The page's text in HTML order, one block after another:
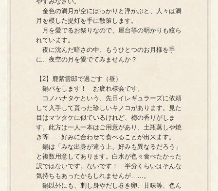
金色の満月が空にぽっかりと浮かぶと、人々は満
月を模した提灯を手に散策します。
月を愛でるお祭りなので、屋台等の明かりも絞ら
れています。
夜に沈んだ暗さの中、もうひとつのお月様を手
に、夜空の月を愛でてみませんか？
【2】鹿紫雲邸で過ごす（昼）
鍋パをします！ お疲れ様会です。
コノハナタケという、先日イレギュラーズに依頼
して入手して貰った珍しいキノコがあります。見た
目はマツタケに似ているけれど、梅の香りがしま
す。此方は一人一本はご用意があり、土瓶蒸しや焼
き等……好みに合わせて食べることが出来ます。
鍋は「みな出身が違う上、好みも異なるだろう」
と複数用意してあります。白水が色々食べたかった
訳ではないです。ないです！ 半分くらいはそんな
気持ちもあったかもしれませんが……。
鍋以外にも、刺し身やだし巻き卵、甘味等、色ん